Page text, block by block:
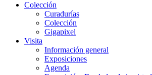
Colección
Curadurías
Colección
Gigapixel
Visita
Información general
Exposiciones
Agenda